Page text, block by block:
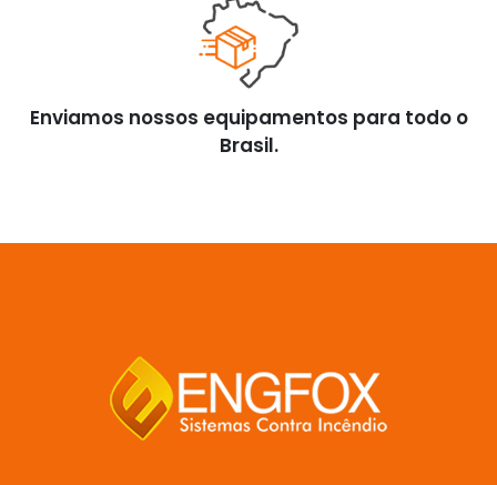
Enviamos nossos equipamentos para todo o
Brasil.